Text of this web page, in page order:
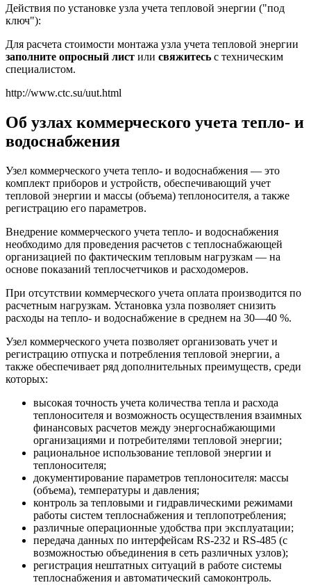
Действия по установке узла учета тепловой энергии ("под
ключ"):
Для расчета стоимости монтажа узла учета тепловой энергии
заполните опросный лист или свяжитесь с техническим
специалистом.
http://www.ctc.su/uut.html
Об узлах коммерческого учета тепло- и
водоснабжения
Узел коммерческого учета тепло- и водоснабжения — это
комплект приборов и устройств, обеспечивающий учет
тепловой энергии и массы (объема) теплоносителя, а также
регистрацию его параметров.
Внедрение коммерческого учета тепло- и водоснабжения
необходимо для проведения расчетов с теплоснабжающей
организацией по фактическим тепловым нагрузкам — на
основе показаний теплосчетчиков и расходомеров.
При отсутствии коммерческого учета оплата производится по
расчетным нагрузкам. Установка узла позволяет снизить
расходы на тепло- и водоснабжение в среднем на 30—40 %.
Узел коммерческого учета позволяет организовать учет и
регистрацию отпуска и потребления тепловой энергии, а
также обеспечивает ряд дополнительных преимуществ, среди
которых:
высокая точность учета количества тепла и расхода
теплоносителя и возможность осуществления взаимных
финансовых расчетов между энергоснабжающими
организациями и потребителями тепловой энергии;
рациональное использование тепловой энергии и
теплоносителя;
документирование параметров теплоносителя: массы
(объема), температуры и давления;
контроль за тепловыми и гидравлическими режимами
работы систем теплоснабжения и теплопотребления;
различные операционные удобства при эксплуатации;
передача данных по интерфейсам RS-232 и RS-485 (с
возможностью объединения в сеть различных узлов);
регистрация нештатных ситуаций в работе системы
теплоснабжения и автоматический самоконтроль.